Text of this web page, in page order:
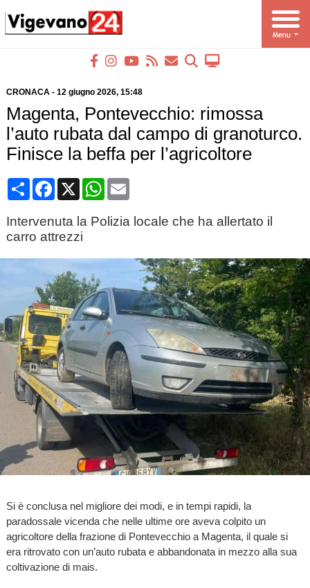
CRONACA- 12 giugno 2026, 15:48
Magenta, Pontevecchio: rimossa
l’auto rubata dal campo di granoturco.
Finisce la beffa per l’agricoltore
CondividiFacebook
X WhatsApp
Email
Intervenuta la Polizia locale che ha allertato il
carro attrezzi
Si è conclusa nel migliore dei modi, e in tempi rapidi, la
paradossale vicenda che nelle ultime ore aveva colpito un
agricoltore della frazione di Pontevecchio a Magenta, il quale si
era ritrovato con un’auto rubata e abbandonata in mezzo alla sua
coltivazione di mais.